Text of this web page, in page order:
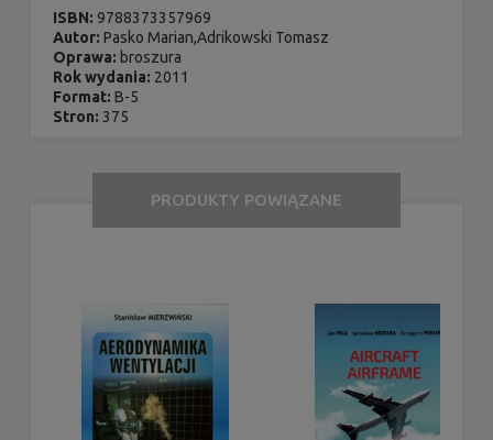
ISBN: 9788373357969
Autor: Pasko Marian,Adrikowski Tomasz
Oprawa: broszura
Rok wydania: 2011
Format: B-5
Stron: 375
PRODUKTY POWIĄZANE